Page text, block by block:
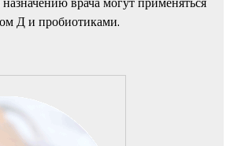
Д и пробиотиками.